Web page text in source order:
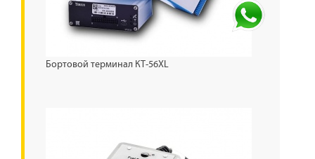
Бортовой терминал КТ-56XL